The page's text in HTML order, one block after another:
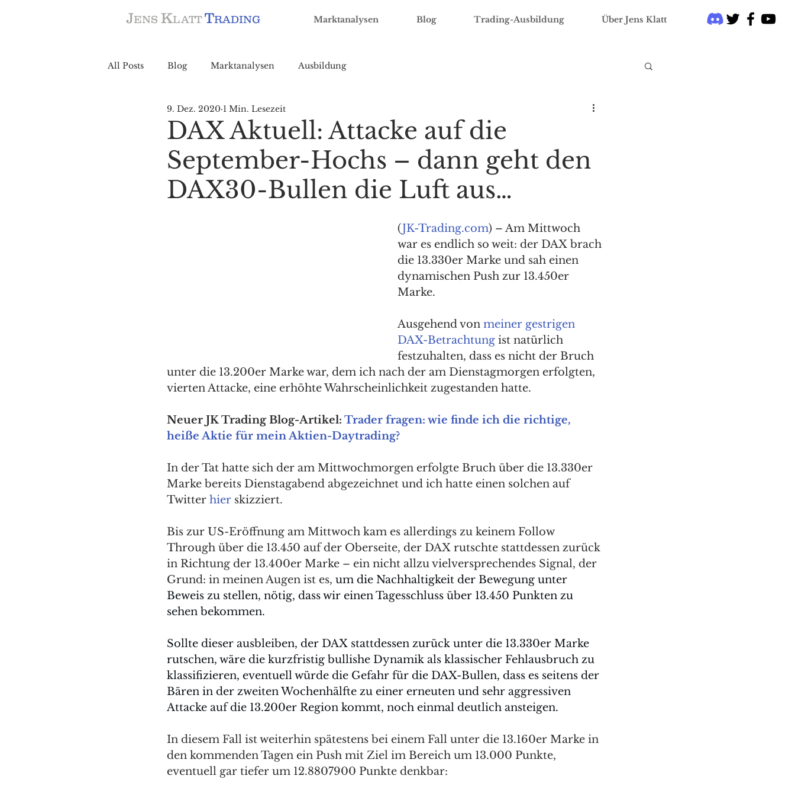
JENS KLATT TRADING Marktanalysen Blog Trading-Ausbildung Über Jens Klatt
All Posts Blog Marktanalysen Ausbildung
DAX Aktuell: Attacke auf die
September-Hochs – dann geht den
DAX30-Bullen die Luft aus…
9. Dez. 2020 1 Min. Lesezeit
(JK-Trading.com) – Am Mittwoch
war es endlich so weit: der DAX brach
die 13.330er Marke und sah einen
dynamischen Push zur 13.450er
Marke.
Ausgehend von meiner gestrigen
DAX-Betrachtung ist natürlich
festzuhalten, dass es nicht der Bruch
unter die 13.200er Marke war, dem ich nach der am Dienstagmorgen erfolgten,
vierten Attacke, eine erhöhte Wahrscheinlichkeit zugestanden hatte.
Neuer JK Trading Blog-Artikel: Trader fragen: wie finde ich die richtige,
heiße Aktie für mein Aktien-Daytrading?
In der Tat hatte sich der am Mittwochmorgen erfolgte Bruch über die 13.330er
Marke bereits Dienstagabend abgezeichnet und ich hatte einen solchen auf
Twitter hier skizziert.
Bis zur US-Eröffnung am Mittwoch kam es allerdings zu keinem Follow
Through über die 13.450 auf der Oberseite, der DAX rutschte stattdessen zurück
in Richtung der 13.400er Marke – ein nicht allzu vielversprechendes Signal, der
Grund: in meinen Augen ist es, um die Nachhaltigkeit der Bewegung unter
Beweis zu stellen, nötig, dass wir einen Tagesschluss über 13.450 Punkten zu
sehen bekommen.
Sollte dieser ausbleiben, der DAX stattdessen zurück unter die 13.330er Marke
rutschen, wäre die kurzfristig bullishe Dynamik als klassischer Fehlausbruch zu
klassifizieren, eventuell würde die Gefahr für die DAX-Bullen, dass es seitens der
Bären in der zweiten Wochenhälfte zu einer erneuten und sehr aggressiven
Attacke auf die 13.200er Region kommt, noch einmal deutlich ansteigen.
In diesem Fall ist weiterhin spätestens bei einem Fall unter die 13.160er Marke in
den kommenden Tagen ein Push mit Ziel im Bereich um 13.000 Punkte,
eventuell gar tiefer um 12.8807900 Punkte denkbar: